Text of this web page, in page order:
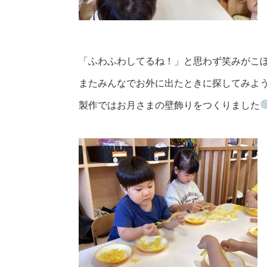
「ふわふわしてるね！」と思わず笑みがこ
またみんなでお外に出たときに探してみよ
製作ではお月さまの壁飾りをつくりました